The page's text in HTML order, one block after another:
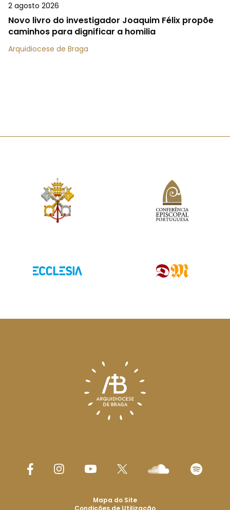
2 agosto 2026
Novo livro do investigador Joaquim Félix propõe
caminhos para dignificar a homilia
Arquidiocese de Braga
Mapa do Site
Condições de Utilização